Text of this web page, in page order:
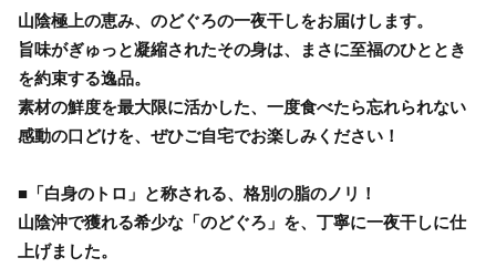
山陰極上の恵み、のどぐろの一夜干しをお届けします。
旨味がぎゅっと凝縮されたその身は、まさに至福のひととき
を約束する逸品。
素材の鮮度を最大限に活かした、一度食べたら忘れられない
感動の口どけを、ぜひご自宅でお楽しみください！
■「白身のトロ」と称される、格別の脂のノリ！
山陰沖で獲れる希少な「のどぐろ」を、丁寧に一夜干しに仕
上げました。